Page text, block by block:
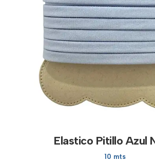
Elastico Pitillo Azul
10 mts